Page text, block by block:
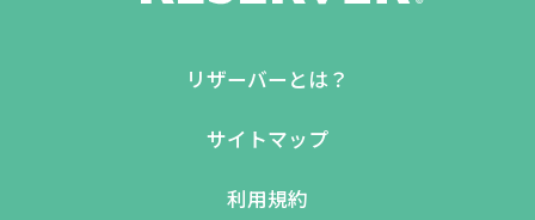
リザーバーとは？
サイトマップ
利用規約